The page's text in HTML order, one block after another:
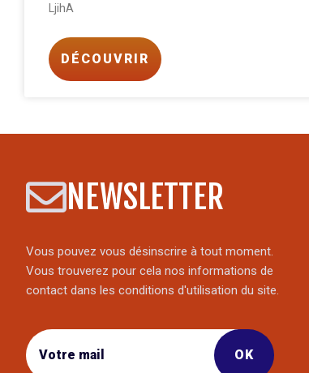
LjihA
DÉCOUVRIR
NEWSLETTER
Vous pouvez vous désinscrire à tout moment.
Vous trouverez pour cela nos informations de
contact dans les conditions d'utilisation du site.